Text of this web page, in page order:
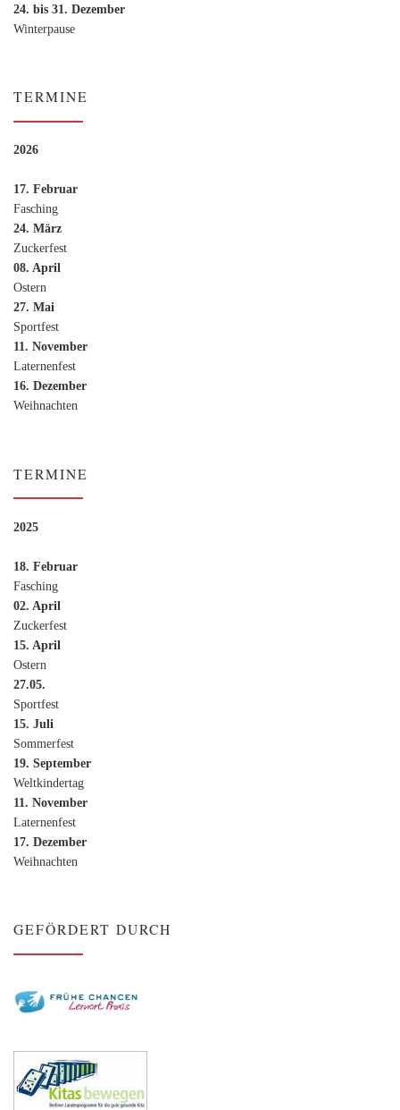
24. bis 31. Dezember
Winterpause
TERMINE
2026
17. Februar
Fasching
24. März
Zuckerfest
08. April
Ostern
27. Mai
Sportfest
11. November
Laternenfest
16. Dezember
Weihnachten
TERMINE
2025
18. Februar
Fasching
02. April
Zuckerfest
15. April
Ostern
27.05.
Sportfest
15. Juli
Sommerfest
19. September
Weltkindertag
11. November
Laternenfest
17. Dezember
Weihnachten
GEFÖRDERT DURCH